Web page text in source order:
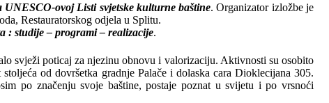
UNESCO-ovoj Listi svjetske kulturne baštine. Organizator izložbe je
Restauratorskog odjela u Splitu.
: studije – programi – realizacije.
svježi poticaj za njezinu obnovu i valorizaciju. Aktivnosti su osobito
od dovršetka gradnje Palače i dolaska cara Dioklecijana 305.
po značenju svoje baštine, postaje poznat u svijetu i po vrsnoći